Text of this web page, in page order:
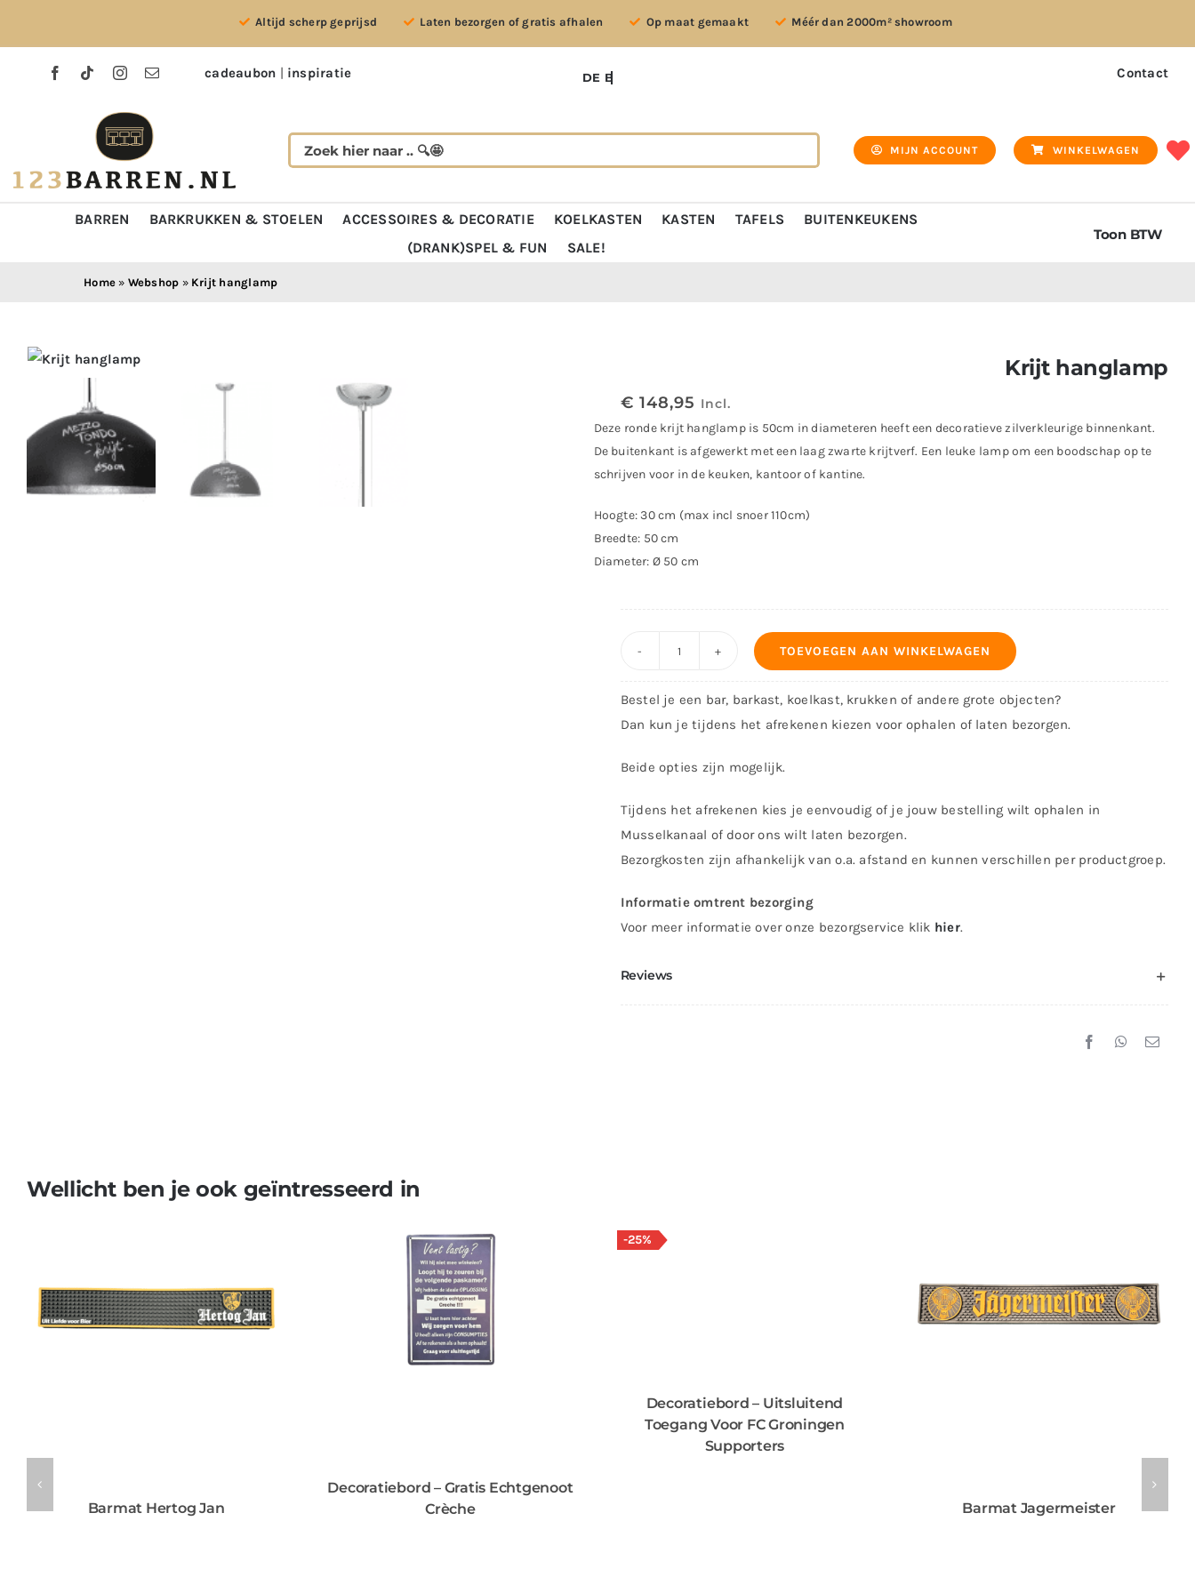
Altijd scherp geprijsd Laten bezorgen of gratis afhalen Op maat gemaakt Méér dan 2000m² showroom
cadeaubon | inspiratie Contact
MIJN ACCOUNT WINKELWAGEN
BARREN BARKRUKKEN & STOELEN ACCESSOIRES & DECORATIE KOELKASTEN KASTEN TAFELS
BUITENKEUKENS
(DRANK)SPEL & FUN
SALE!
Toon BTW
Home » Webshop » Krijt hanglamp
Krijt hanglamp
€ 148,95 Incl.
Deze ronde krijt hanglamp is 50cm in diameteren heeft een decoratieve zilverkleurige binnenkant.
De buitenkant is afgewerkt met een laag zwarte krijtverf. Een leuke lamp om een boodschap op te
schrijven voor in de keuken, kantoor of kantine.
Hoogte: 30 cm (max incl snoer 110cm)
Breedte: 50 cm
Diameter: Ø 50 cm
TOEVOEGEN AAN WINKELWAGEN
Bestel je een bar, barkast, koelkast, krukken of andere grote objecten?
Dan kun je tijdens het afrekenen kiezen voor ophalen of laten bezorgen.
Beide opties zijn mogelijk.
Tijdens het afrekenen kies je eenvoudig of je jouw bestelling wilt ophalen in
Musselkanaal of door ons wilt laten bezorgen.
Bezorgkosten zijn afhankelijk van o.a. afstand en kunnen verschillen per productgroep.
Informatie omtrent bezorging
Voor meer informatie over onze bezorgservice klik hier.
Reviews
Wellicht ben je ook geïntresseerd in
Barmat Hertog Jan
Decoratiebord – Gratis Echtgenoot
Crèche
-25%
Decoratiebord – Uitsluitend
Toegang Voor FC Groningen
Supporters
Barmat Jagermeister